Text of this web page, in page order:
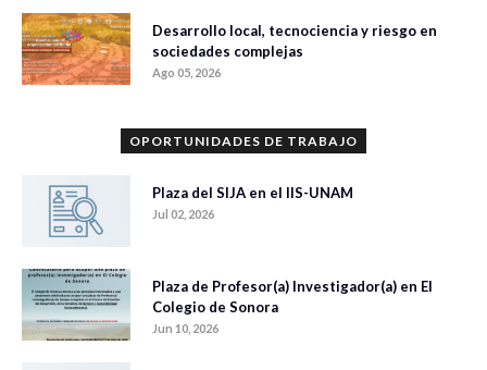
Desarrollo local, tecnociencia y riesgo en
sociedades complejas
Ago 05, 2026
OPORTUNIDADES DE TRABAJO
Plaza del SIJA en el IIS-UNAM
Jul 02, 2026
Plaza de Profesor(a) Investigador(a) en El
Colegio de Sonora
Jun 10, 2026